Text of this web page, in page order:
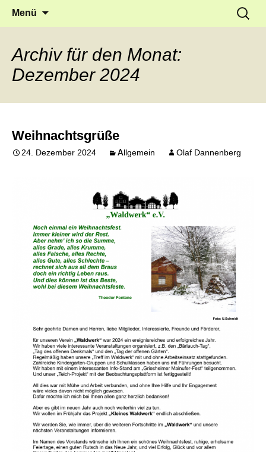
Waldwerk e.V.
Frankfurt Griesheim
Menü
Suchen
nach:
Archiv für den Monat:
Dezember 2024
Weihnachtsgrüße
24. Dezember 2024 Allgemein Olaf Dannenberg